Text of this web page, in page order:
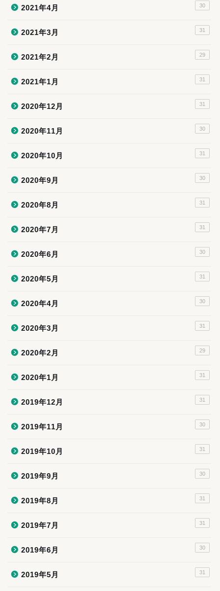
2021年4月 30
2021年3月 31
2021年2月 29
2021年1月 31
2020年12月 31
2020年11月 30
2020年10月 31
2020年9月 30
2020年8月 31
2020年7月 31
2020年6月 30
2020年5月 31
2020年4月 30
2020年3月 31
2020年2月 29
2020年1月 31
2019年12月 31
2019年11月 30
2019年10月 31
2019年9月 30
2019年8月 31
2019年7月 31
2019年6月 30
2019年5月 31